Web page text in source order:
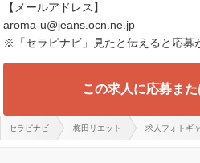
【メールアドレス】
aroma-u@jeans.ocn.ne.jp
※「セラピナビ」見たと伝えると応募
この求人に応募ま
セラピナビ 梅田リエット 求人フォトギ